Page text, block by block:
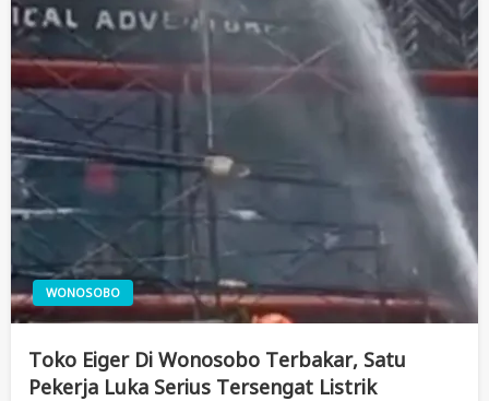
WONOSOBO
Toko Eiger Di Wonosobo Terbakar, Satu
Pekerja Luka Serius Tersengat Listrik